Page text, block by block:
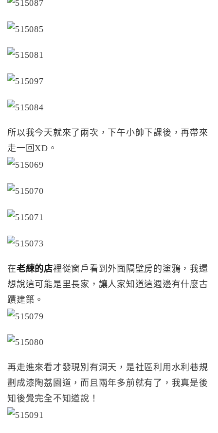
所以我今天就來了兩次，下午小帥下課後，再帶來
走一回XD。
在老練的店裡從窗戶看到外面隔壁房的塗鴉，我還
想說這可能是里長家，讓人家知道這週邊有什麼古
蹟建築。
再走進來看才發現別有洞天，是社區利用水利巷規
劃成漆陶荔園道，而且兩年多前就有了，我真是後
知後覺完全不知道說！